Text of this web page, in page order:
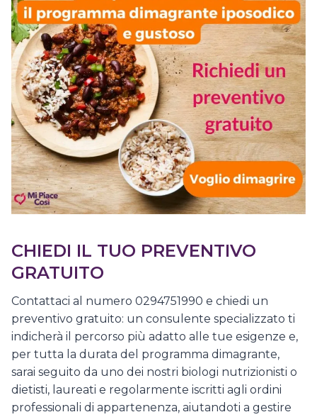
CHIEDI IL TUO PREVENTIVO
GRATUITO
Contattaci al numero 0294751990 e chiedi un
preventivo gratuito: un consulente specializzato ti
indicherà il percorso più adatto alle tue esigenze e,
per tutta la durata del programma dimagrante,
sarai seguito da uno dei nostri biologi nutrizionisti o
dietisti, laureati e regolarmente iscritti agli ordini
professionali di appartenenza, aiutandoti a gestire